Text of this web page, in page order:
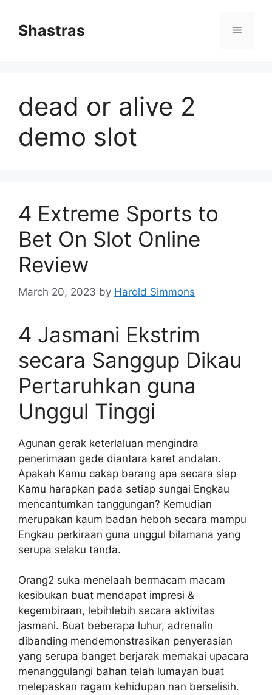
contentShastras Menu
dead or alive 2
demo slot
4 Extreme Sports to
Bet On Slot Online
Review
March 20, 2023 by Harold Simmons
4 Jasmani Ekstrim
secara Sanggup Dikau
Pertaruhkan guna
Unggul Tinggi
Agunan gerak keterlaluan mengindra
penerimaan gede diantara karet andalan.
Apakah Kamu cakap barang apa secara siap
Kamu harapkan pada setiap sungai Engkau
mencantumkan tanggungan? Kemudian
merupakan kaum badan heboh secara mampu
Engkau perkiraan guna unggul bilamana yang
serupa selaku tanda.
Orang2 suka menelaah bermacam macam
kesibukan buat mendapat impresi &
kegembiraan, lebihlebih secara aktivitas
jasmani. Buat beberapa luhur, adrenalin
dibanding mendemonstrasikan penyerasian
yang serupa banget berjarak memakai upacara
menanggulangi bahan telah lumayan buat
melepaskan ragam kehidupan nan berselisih.